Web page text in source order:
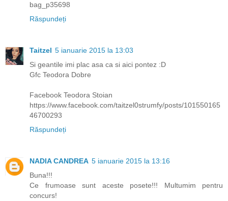
bag_p35698
Răspundeți
Taitzel 5 ianuarie 2015 la 13:03
Si geantile imi plac asa ca si aici pontez :D
Gfc Teodora Dobre
Facebook Teodora Stoian
https://www.facebook.com/taitzel0strumfy/posts/101550165
46700293
Răspundeți
NADIA CANDREA 5 ianuarie 2015 la 13:16
Buna!!!
Ce frumoase sunt aceste posete!!! Multumim pentru
concurs!